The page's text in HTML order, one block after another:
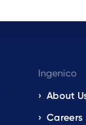
Ingenico
About
Careers